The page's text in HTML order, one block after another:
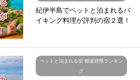
紀伊半島でペットと泊まれるバ
イキング料理が評判の宿２選！
ペットと泊まれる宿 都道府県ランキン
グ